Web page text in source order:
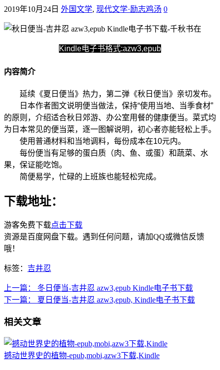
2019年10月24日 外国文学, 现代文学·励志鸡汤 0
Kindle电子书格式:azw3,epub
内容简介
延续《夏日便当》热力，第二弹《秋日便当》亲切发布。
日本作者图文说明便当做法，保持“使用当地、当季食材”
的原则，介绍适合秋日郊游、办公室用餐的健康便当。菜式均
为日本常见的便当菜，逐一图解说明，初心者亦能轻松上手。
使用普通材料和当地调料，每份成本在10元内。
每份便当有足够的蛋白质（肉、鱼、或蛋）和蔬菜、水
果，保证能吃饱。
简便易学，忙碌的上班族也能轻松完成。
下载地址：
游客免费下载点击下载
资源是百度网盘下载。遇到任何问题，请加QQ或微信反馈
哦！
标签： 吉井忍
上一篇：
冬日便当-吉井忍 azw3,epub Kindle电子书下载
下一篇：
夏日便当-吉井忍 azw3,epub, Kindle电子书下载
相关文章
撼动世界史的植物-epub,mobi,azw3下载,Kindle